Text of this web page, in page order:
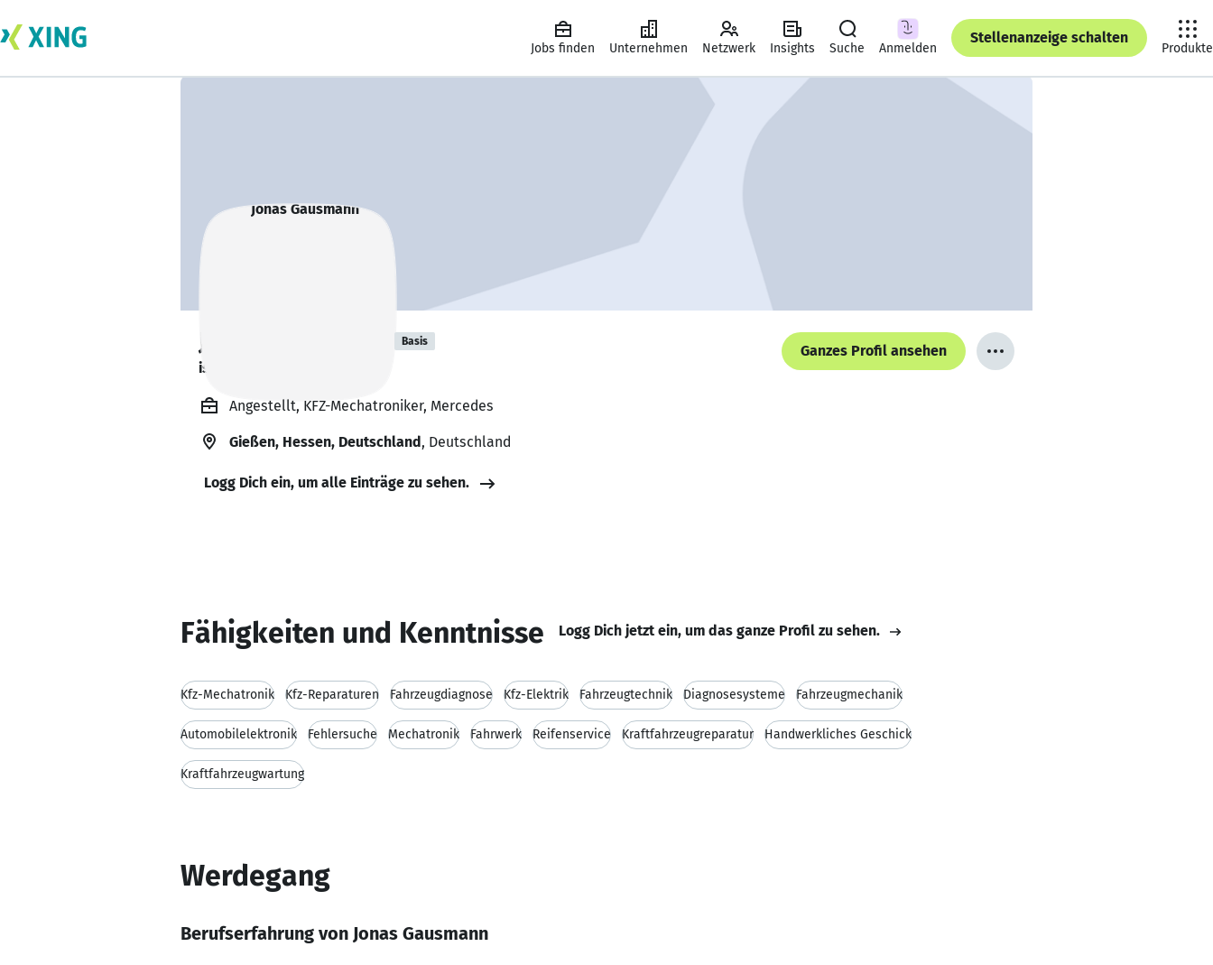
Jobs finden Unternehmen Netzwerk Insights Suche Anmelden
Stellenanzeige schalten
Produkte
Jonas Gausmann Basis
ist offen für Projekte. 🔎
Ganzes Profil ansehen
Angestellt, KFZ-Mechatroniker, Mercedes
Gießen, Hessen, Deutschland, Deutschland
Logg Dich ein, um alle Einträge zu sehen.
Fähigkeiten und Kenntnisse Logg Dich jetzt ein, um das ganze Profil zu sehen.
Kfz-Mechatronik Kfz-Reparaturen Fahrzeugdiagnose Kfz-Elektrik Fahrzeugtechnik Diagnosesysteme Fahrzeugmechanik
Automobilelektronik Fehlersuche Mechatronik Fahrwerk Reifenservice Kraftfahrzeugreparatur Handwerkliches Geschick
Kraftfahrzeugwartung
Werdegang
Berufserfahrung von Jonas Gausmann